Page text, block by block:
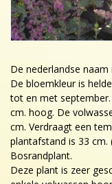
De nederlandse naam
De bloemkleur is
tot en met
cm. hoog. De
cm. Verdraagt een
plantafstand is 33 cm.
Bosrandplant.
Deze plant is zeer